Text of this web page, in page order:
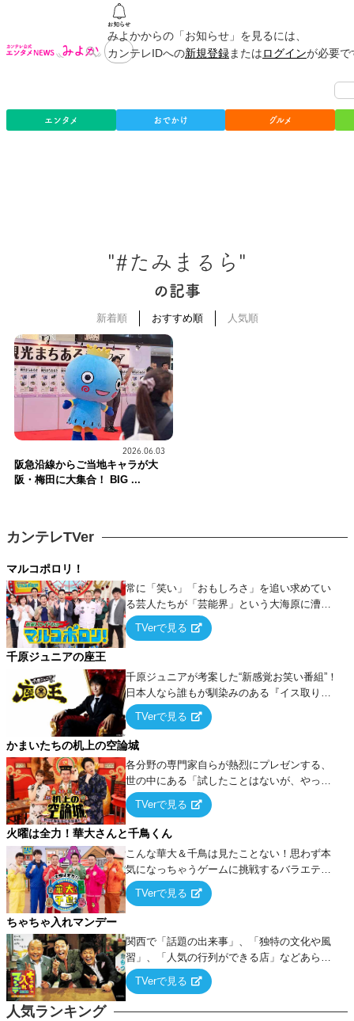
みよかからの「お知らせ」を見るには、
カンテレIDへの新規登録またはログインが必要
エンタメ おでかけ グルメ
"#たみまるら"
の記事
新着順 おすすめ順 人気順
2026.06.03
阪急沿線からご当地キャラが大
阪・梅田に大集合！ BIG ...
人気ランキング
カンテレTVer
マルコポロリ！
常に「笑い」「おもしろさ」を追い求めてい
る芸人たちが「芸能界」という大海原に漕ぎ
出でて、新たなオモシロ人間を発掘する！
TVerで見る
千原ジュニアの座王
千原ジュニアが考案した“新感覚お笑い番組”！
日本人なら誰もが馴染みのある『イス取りゲ
ーム』をベースに、大喜利・ギャグ・モノボ
ケ・歌…など様々なお題で芸人がショートネ
タを競い合う！
TVerで見る
かまいたちの机上の空論城
各分野の専門家自らが熱烈にプレゼンする、
世の中にある「試したことはないが、やって
みたらこうなる！…ハズ」という“机上の空
論”に若手芸人らがカラダを張って挑む！
TVerで見る
火曜は全力！華大さんと千鳥くん
こんな華大＆千鳥は見たことない！思わず本
気になっちゃうゲームに挑戦するバラエティ
ー！
TVerで見る
ちゃちゃ入れマンデー
関西で「話題の出来事」、「独特の文化や風
習」、「人気の行列ができる店」などあらゆ
るテーマについて好き放題にちゃちゃを入れ
ていく関西色を前面に押し出したトークバラ
TVerで見る